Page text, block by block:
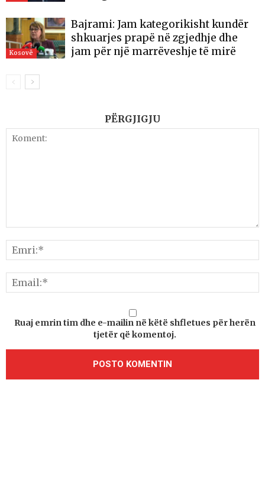
Kosovë
Bajrami: Jam kategorikisht kundër
shkuarjes prapë në zgjedhje dhe
jam për një marrëveshje të mirë
PËRGJIGJU
Ruaj emrin tim dhe e-mailin në këtë shfletues për herën
tjetër që komentoj.